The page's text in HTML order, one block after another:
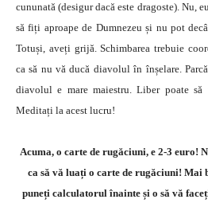
cununată (desigur dacă este dragoste). Nu,
să fiți aproape de Dumnezeu și nu pot
Totuși, aveți grijă. Schimbarea trebuie
ca să nu vă ducă diavolul în înșelare.
diavolul e mare maiestru. Liber poate
Meditați la acest lucru!
Acuma, o carte de rugăciuni, e 2-3 euro!
ca să vă luați o carte de rugăciuni! Mai
puneți calculatorul înainte și o să vă